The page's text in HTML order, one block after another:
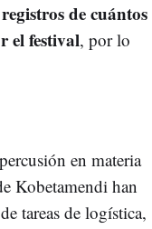
de cuántos
el festival, por lo
en materia
Kobetamendi han
tareas de logística,